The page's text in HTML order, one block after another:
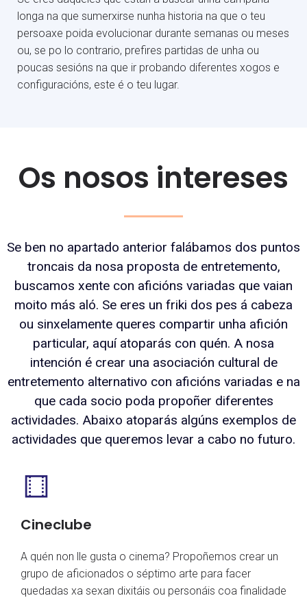
longa na que sumerxirse nunha historia na que o teu
persoaxe poida evolucionar durante semanas ou meses
ou, se po lo contrario, prefires partidas de unha ou
poucas sesións na que ir probando diferentes xogos e
configuracións, este é o teu lugar.
Os nosos intereses
Se ben no apartado anterior falábamos dos puntos
troncais da nosa proposta de entretemento,
buscamos xente con aficións variadas que vaian
moito más aló. Se eres un friki dos pes á cabeza
ou sinxelamente queres compartir unha afición
particular, aquí atoparás con quén. A nosa
intención é crear una asociación cultural de
entretemento alternativo con aficións variadas e na
que cada socio poda propoñer diferentes
actividades. Abaixo atoparás algúns exemplos de
actividades que queremos levar a cabo no futuro.
Cineclube
A quén non lle gusta o cinema? Propoñemos crear un
grupo de aficionados o séptimo arte para facer
quedadas xa sexan dixitáis ou personáis coa finalidade